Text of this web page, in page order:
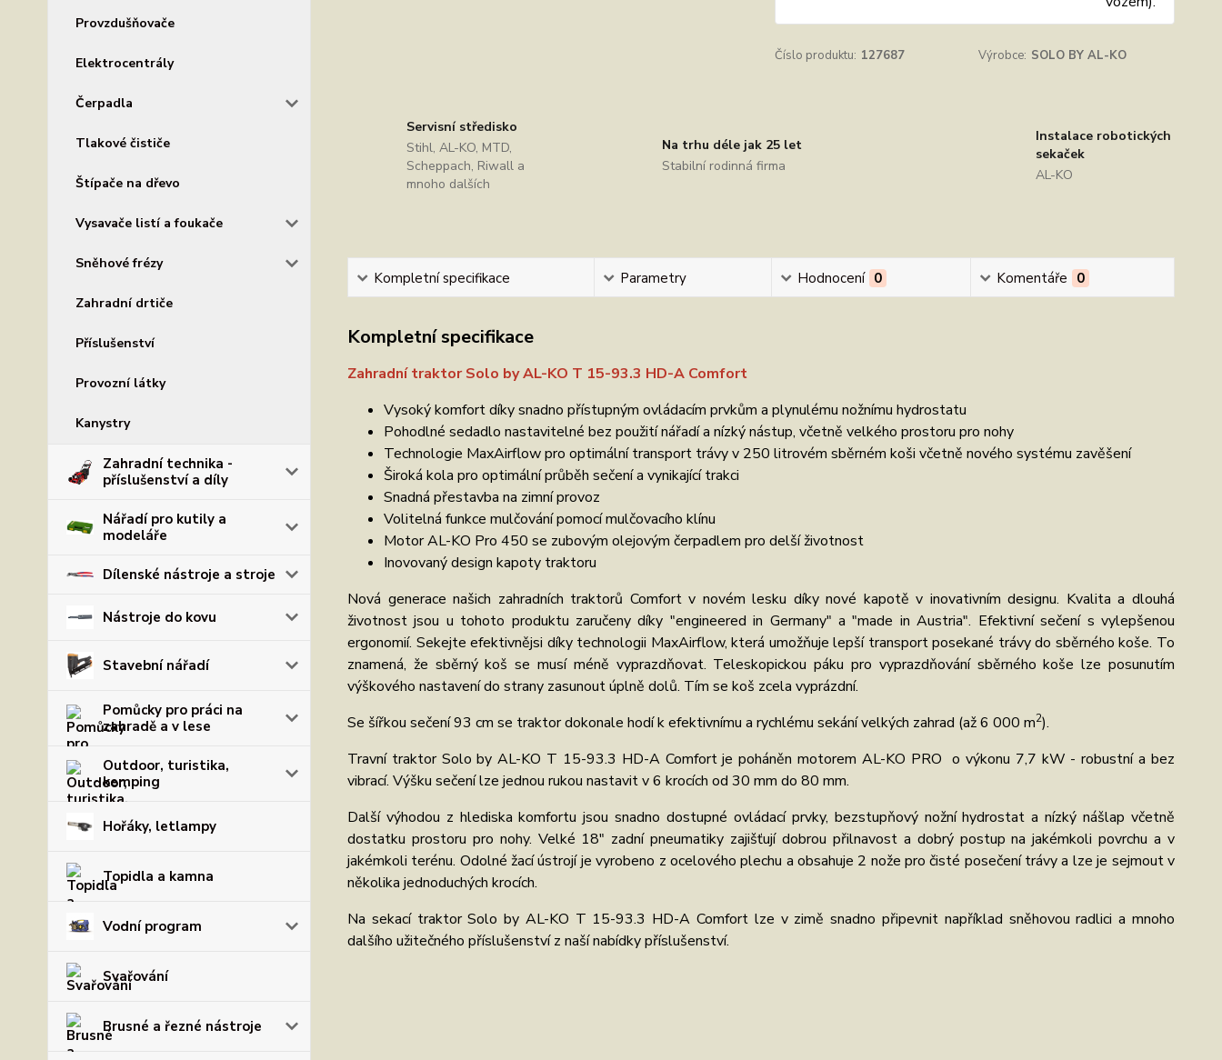
Provzdušňovače
Elektrocentrály
Čerpadla
Tlakové čističe
Štípače na dřevo
Vysavače listí a foukače
Sněhové frézy
Zahradní drtiče
Příslušenství
Provozní látky
Kanystry
Zahradní technika -
příslušenství a díly
Nářadí pro kutily a
modeláře
Dílenské nástroje a stroje
Nástroje do kovu
Stavební nářadí
Pomůcky pro práci na
zahradě a v lese
Outdoor, turistika,
kemping
Hořáky, letlampy
Topidla a kamna
Vodní program
Svařování
Brusné a řezné nástroje
Číslo produktu: 127687 Výrobce: SOLO BY AL-KO
Servisní středisko
Stihl, AL-KO, MTD,
Scheppach, Riwall a
mnoho dalších
Na trhu déle jak 25 let
Stabilní rodinná firma
Instalace robotických
sekaček
AL-KO
Kompletní specifikace Parametry Hodnocení 0 Komentáře 0
Kompletní specifikace
Zahradní traktor Solo by AL-KO T 15-93.3 HD-A Comfort
Vysoký komfort díky snadno přístupným ovládacím prvkům a plynulému nožnímu hydrostatu
Pohodlné sedadlo nastavitelné bez použití nářadí a nízký nástup, včetně velkého prostoru pro nohy
Technologie MaxAirflow pro optimální transport trávy v 250 litrovém sběrném koši včetně nového systému zavěšení
Široká kola pro optimální průběh sečení a vynikající trakci
Snadná přestavba na zimní provoz
Volitelná funkce mulčování pomocí mulčovacího klínu
Motor AL-KO Pro 450 se zubovým olejovým čerpadlem pro delší životnost
Inovovaný design kapoty traktoru
Nová generace našich zahradních traktorů Comfort v novém lesku díky nové kapotě v inovativním designu. Kvalita a dlouhá
životnost jsou u tohoto produktu zaručeny díky "engineered in Germany" a "made in Austria". Efektivní sečení s vylepšenou
ergonomií. Sekejte efektivnějsi díky technologii MaxAirflow, která umožňuje lepší transport posekané trávy do sběrného koše. To
znamená, že sběrný koš se musí méně vyprazdňovat. Teleskopickou páku pro vyprazdňování sběrného koše lze posunutím
výškového nastavení do strany zasunout úplně dolů. Tím se koš zcela vyprázdní.
Se šířkou sečení 93 cm se traktor dokonale hodí k efektivnímu a rychlému sekání velkých zahrad (až 6 000 m2).
Travní traktor Solo by AL-KO T 15-93.3 HD-A Comfort je poháněn motorem AL-KO PRO o výkonu 7,7 kW - robustní a bez
vibrací. Výšku sečení lze jednou rukou nastavit v 6 krocích od 30 mm do 80 mm.
Další výhodou z hlediska komfortu jsou snadno dostupné ovládací prvky, bezstupňový nožní hydrostat a nízký nášlap včetně
dostatku prostoru pro nohy. Velké 18" zadní pneumatiky zajišťují dobrou přilnavost a dobrý postup na jakémkoli povrchu a v
jakémkoli terénu. Odolné žací ústrojí je vyrobeno z ocelového plechu a obsahuje 2 nože pro čisté posečení trávy a lze je sejmout v
několika jednoduchých krocích.
Na sekací traktor Solo by AL-KO T 15-93.3 HD-A Comfort lze v zimě snadno připevnit například sněhovou radlici a mnoho
dalšího užitečného příslušenství z naší nabídky příslušenství.